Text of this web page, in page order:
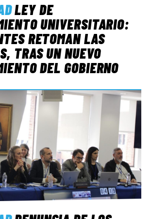
LEY DE
UNIVERSITARIO:
RETOMAN LAS
TRAS UN NUEVO
DEL GOBIERNO